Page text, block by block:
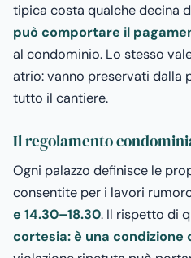
tipica costa qualche decina
può comportare il
al condominio. Lo stesso
atrio: vanno preservati dalla
tutto il cantiere.
Il regolamento
Ogni palazzo definisce le
consentite per i lavori
e 14.30–18.30. Il rispetto di
cortesia: è una